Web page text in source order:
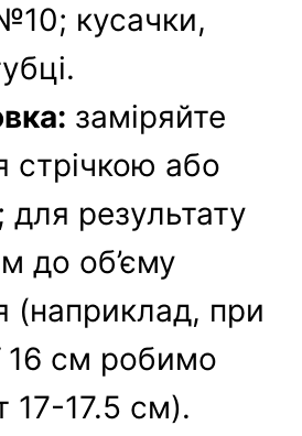
кусачки,
заміряйте
стрічкою або
для результату
до об’єму
(наприклад, при
16 см робимо
17-17.5 см).